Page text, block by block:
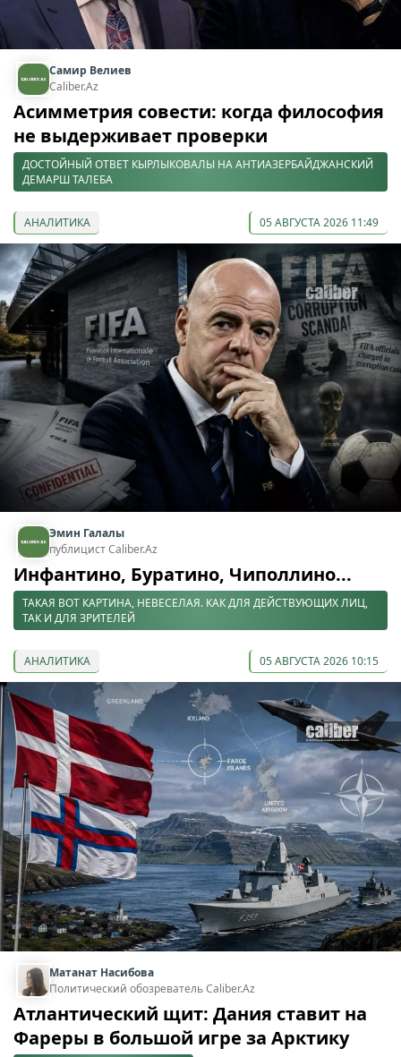
Самир Велиев
Caliber.Az
Асимметрия совести: когда философия
не выдерживает проверки
ДОСТОЙНЫЙ ОТВЕТ КЫРЛЫКОВАЛЫ НА АНТИАЗЕРБАЙДЖАНСКИЙ
ДЕМАРШ ТАЛЕБА
АНАЛИТИКА 05 АВГУСТА 2026 11:49
Эмин Галалы
публицист Caliber.Az
Инфантино, Буратино, Чиполлино...
ТАКАЯ ВОТ КАРТИНА, НЕВЕСЕЛАЯ. КАК ДЛЯ ДЕЙСТВУЮЩИХ ЛИЦ,
ТАК И ДЛЯ ЗРИТЕЛЕЙ
АНАЛИТИКА 05 АВГУСТА 2026 10:15
Матанат Насибова
Политический обозреватель Caliber.Az
Атлантический щит: Дания ставит на
Фареры в большой игре за Арктику